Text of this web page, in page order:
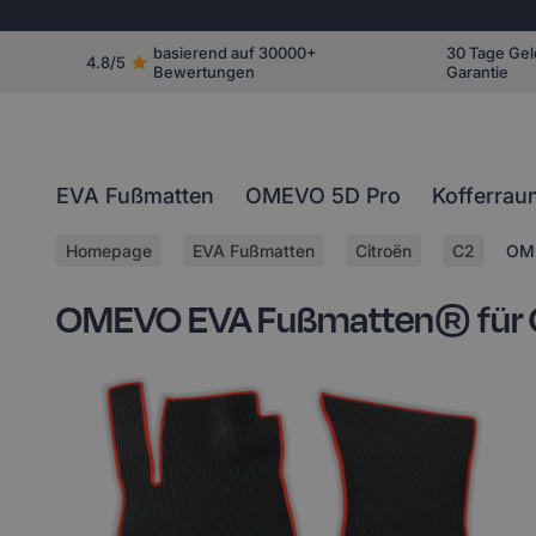
4.8/5
basierend auf 30000+
Bewertungen
30 Tage
Garantie
EVA Fußmatten OMEVO 5D Pro
Homepage EVA Fußmatten Citroën C2
OMEVO EVA Fußmatten®